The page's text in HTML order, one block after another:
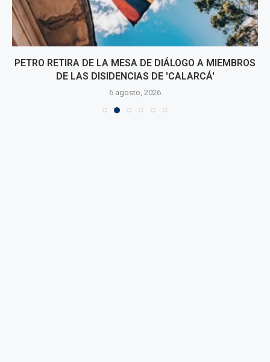
PETRO RETIRA DE LA MESA DE DIÁLOGO A MIEMBROS
DE LAS DISIDENCIAS DE 'CALARCÁ'
6 agosto, 2026